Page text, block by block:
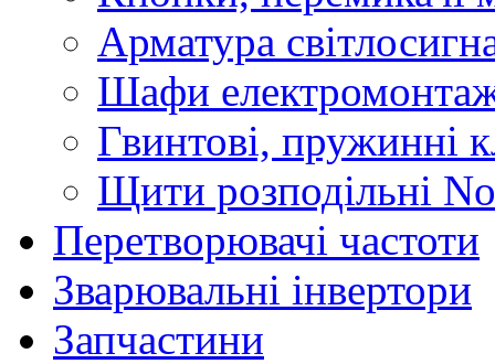
Арматура
Шафи
Гвинтові, пружинні
Щити розподільні
Перетворювачі частоти
Зварювальні інвертори
Запчастини